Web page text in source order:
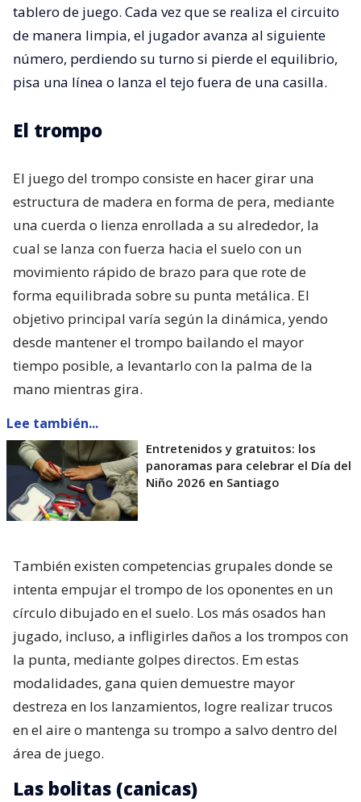
tablero de juego. Cada vez que se realiza el circuito
de manera limpia, el jugador avanza al siguiente
número, perdiendo su turno si pierde el equilibrio,
pisa una línea o lanza el tejo fuera de una casilla.
El trompo
El juego del trompo consiste en hacer girar una
estructura de madera en forma de pera, mediante
una cuerda o lienza enrollada a su alrededor, la
cual se lanza con fuerza hacia el suelo con un
movimiento rápido de brazo para que rote de
forma equilibrada sobre su punta metálica. El
objetivo principal varía según la dinámica, yendo
desde mantener el trompo bailando el mayor
tiempo posible, a levantarlo con la palma de la
mano mientras gira.
Lee también...
Entretenidos y gratuitos: los
panoramas para celebrar el Día del
Niño 2026 en Santiago
También existen competencias grupales donde se
intenta empujar el trompo de los oponentes en un
círculo dibujado en el suelo. Los más osados han
jugado, incluso, a infligirles daños a los trompos con
la punta, mediante golpes directos. Em estas
modalidades, gana quien demuestre mayor
destreza en los lanzamientos, logre realizar trucos
en el aire o mantenga su trompo a salvo dentro del
área de juego.
Las bolitas (canicas)